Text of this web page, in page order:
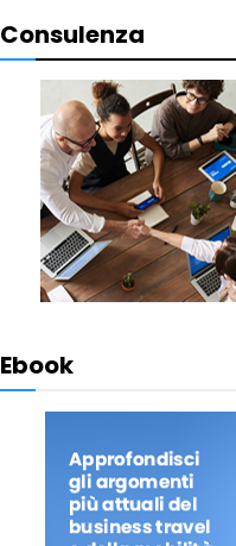
Consulenza
Ebook